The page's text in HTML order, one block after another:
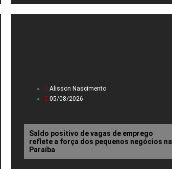
Alisson Nascimento
05/08/2026
Saldo positivo de vagas de emprego
reflete a força dos pequenos negócios na
Paraíba